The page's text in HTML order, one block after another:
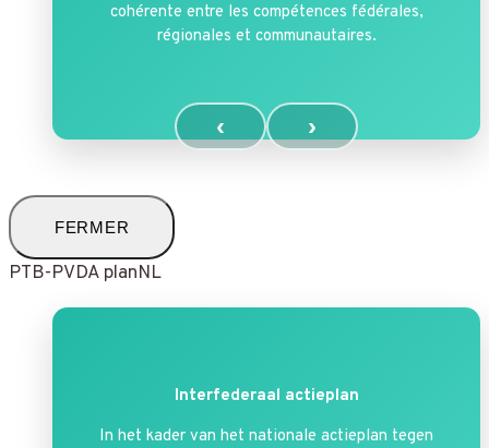
cohérente entre les compétences fédérales,
régionales et communautaires.
‹ ›
FERMER
PTB-PVDA planNL
Interfederaal actieplan
In het kader van het nationale actieplan tegen